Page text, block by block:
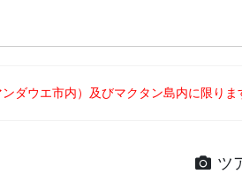
ダウエ市内）及びマクタン島内に限りま
ツ